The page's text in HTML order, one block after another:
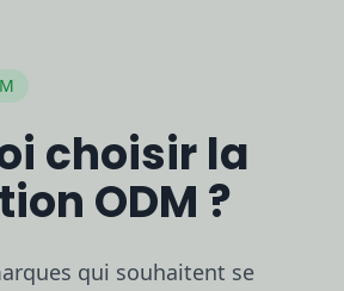
choisir la
ODM ?
qui souhaitent se